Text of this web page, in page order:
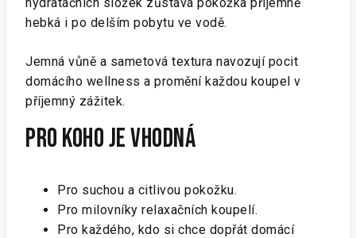
hebká i po delším pobytu ve vodě.
Jemná vůně a sametová textura navozují pocit
domácího wellness a promění každou koupel v
příjemný zážitek.
Pro koho je vhodná
Pro suchou a citlivou pokožku.
Pro milovníky relaxačních koupelí.
Pro každého, kdo si chce dopřát domácí